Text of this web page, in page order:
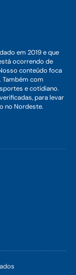
em 2019 e que
ocorrendo de
conteúdo foca
com
e cotidiano.
para levar
no Nordeste.